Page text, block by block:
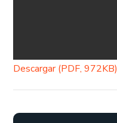
Descargar (PDF, 972KB)